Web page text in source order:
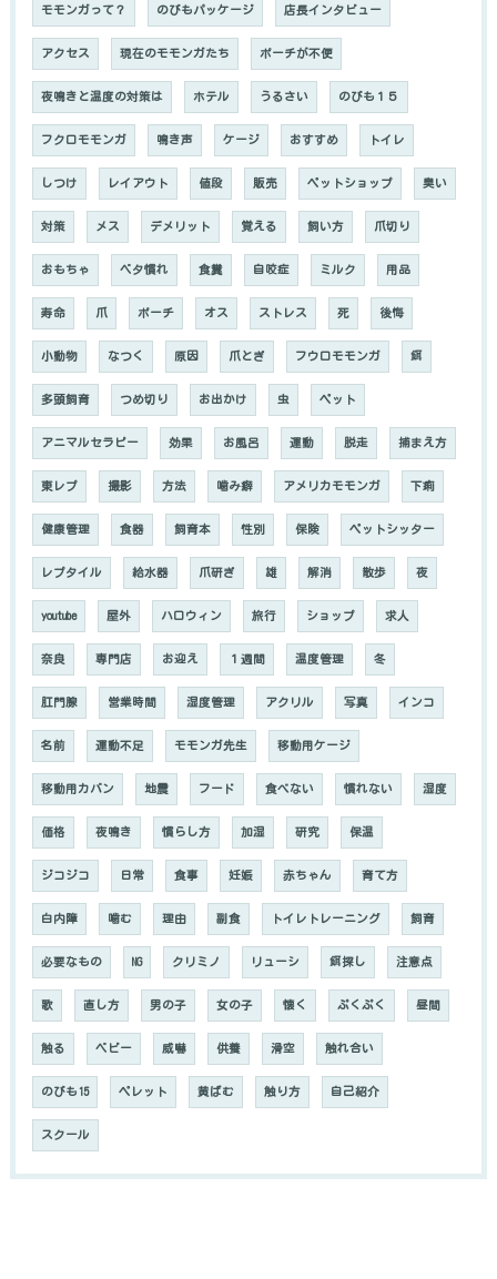
モモンガって？ のびもパッケージ 店長インタビュー
アクセス 現在のモモンガたち ポーチが不便
夜鳴きと温度の対策は ホテル うるさい のびも１５
フクロモモンガ 鳴き声 ケージ おすすめ トイレ
しつけ レイアウト 値段 販売 ペットショップ 臭い
対策 メス デメリット 覚える 飼い方 爪切り
おもちゃ ベタ慣れ 食糞 自咬症 ミルク 用品
寿命 爪 ポーチ オス ストレス 死 後悔
小動物 なつく 原因 爪とぎ フウロモモンガ 餌
多頭飼育 つめ切り お出かけ 虫 ペット
アニマルセラピー 効果 お風呂 運動 脱走 捕まえ方
東レプ 撮影 方法 噛み癖 アメリカモモンガ 下痢
健康管理 食器 飼育本 性別 保険 ペットシッター
レプタイル 給水器 爪研ぎ 雄 解消 散歩 夜
youtube 屋外 ハロウィン 旅行 ショップ 求人
奈良 専門店 お迎え １週間 温度管理 冬
肛門腺 営業時間 湿度管理 アクリル 写真 インコ
名前 運動不足 モモンガ先生 移動用ケージ
移動用カバン 地震 フード 食べない 慣れない 湿度
価格 夜鳴き 慣らし方 加湿 研究 保温
ジコジコ 日常 食事 妊娠 赤ちゃん 育て方
白内障 噛む 理由 副食 トイレトレーニング 飼育
必要なもの NG クリミノ リューシ 餌探し 注意点
歌 直し方 男の子 女の子 懐く ぷくぷく 昼間
触る ベビー 威嚇 供養 滑空 触れ合い
のびも15 ペレット 黄ばむ 触り方 自己紹介
スクール